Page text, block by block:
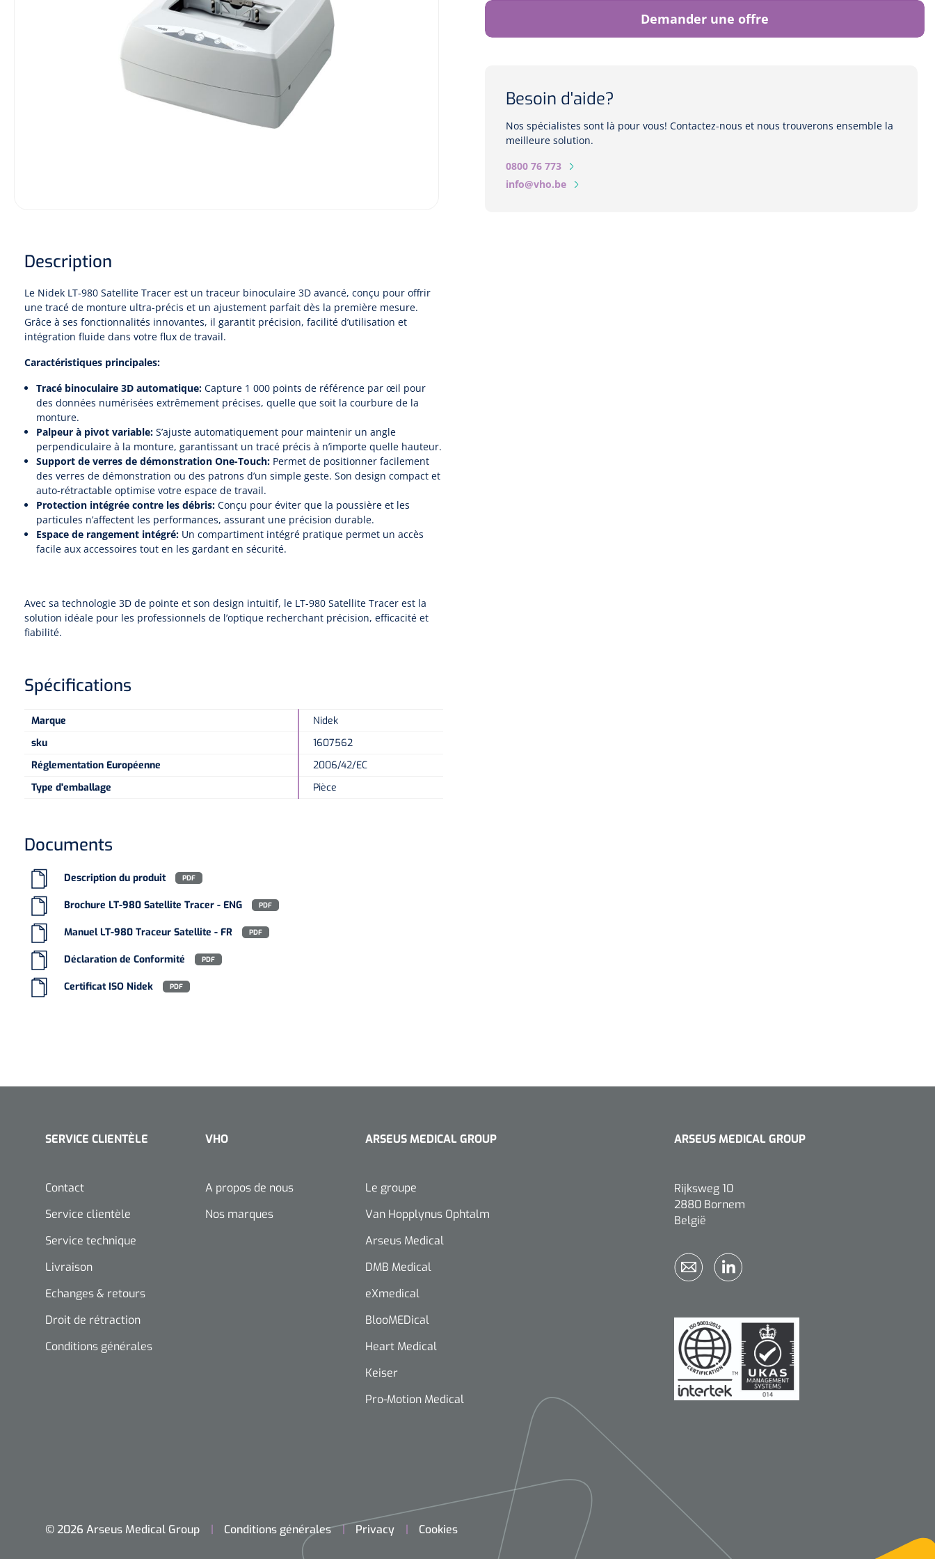
Description
Le Nidek LT-980 Satellite Tracer est un traceur binoculaire 3D avancé, conçu pour offrir
une tracé de monture ultra-précis et un ajustement parfait dès la première mesure.
Grâce à ses fonctionnalités innovantes, il garantit précision, facilité d’utilisation et
intégration fluide dans votre flux de travail.
Caractéristiques principales:
Tracé binoculaire 3D automatique: Capture 1 000 points de référence par œil pour
des données numérisées extrêmement précises, quelle que soit la courbure de la
monture.
Palpeur à pivot variable: S’ajuste automatiquement pour maintenir un angle
perpendiculaire à la monture, garantissant un tracé précis à n’importe quelle hauteur.
Support de verres de démonstration One-Touch: Permet de positionner facilement
des verres de démonstration ou des patrons d’un simple geste. Son design compact et
auto-rétractable optimise votre espace de travail.
Protection intégrée contre les débris: Conçu pour éviter que la poussière et les
particules n’affectent les performances, assurant une précision durable.
Espace de rangement intégré: Un compartiment intégré pratique permet un accès
facile aux accessoires tout en les gardant en sécurité.
Avec sa technologie 3D de pointe et son design intuitif, le LT-980 Satellite Tracer est la
solution idéale pour les professionnels de l’optique recherchant précision, efficacité et
fiabilité.
Spécifications
Marque
Nidek
sku
1607562
Réglementation Européenne
2006/42/EC
Type d'emballage
Pièce
Documents
Description du produit PDF
Brochure LT-980 Satellite Tracer - ENG PDF
Manuel LT-980 Traceur Satellite - FR PDF
Déclaration de Conformité PDF
Certificat ISO Nidek PDF
Demander une offre
Besoin d'aide?
Nos spécialistes sont là pour vous! Contactez-nous et nous trouverons ensemble la
meilleure solution.
0800 76 773
info@vho.be
SERVICE CLIENTÈLE
Contact
Service clientèle
Service technique
Livraison
Echanges & retours
Droit de rétraction
Conditions générales
VHO
A propos de nous
Nos marques
ARSEUS MEDICAL GROUP
Le groupe
Van Hopplynus Ophtalm
Arseus Medical
DMB Medical
eXmedical
BlooMEDical
Heart Medical
Keiser
Pro-Motion Medical
ARSEUS MEDICAL GROUP
Rijksweg 10
2880 Bornem
België
© 2026 Arseus Medical Group Conditions générales Privacy Cookies